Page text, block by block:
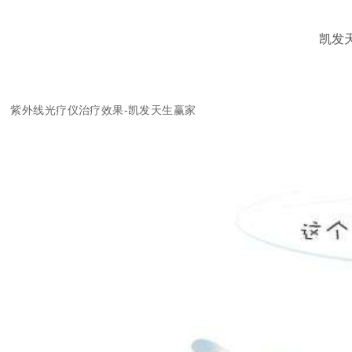
紫外线光疗仪治疗效果-凯发天生赢家
凯发